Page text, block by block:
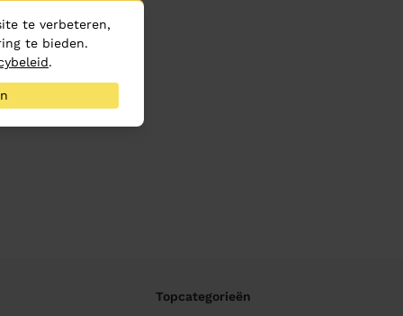
Topcategorieën
te verbeteren,
te bieden.
.